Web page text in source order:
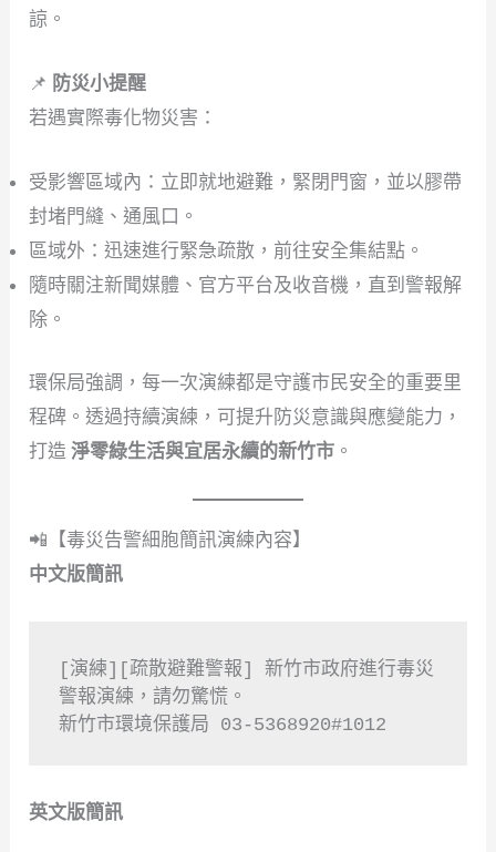
諒。
📌 防災小提醒
若遇實際毒化物災害：
受影響區域內：立即就地避難，緊閉門窗，並以膠帶
封堵門縫、通風口。
區域外：迅速進行緊急疏散，前往安全集結點。
隨時關注新聞媒體、官方平台及收音機，直到警報解
除。
環保局強調，每一次演練都是守護市民安全的重要里
程碑。透過持續演練，可提升防災意識與應變能力，
打造淨零綠生活與宜居永續的新竹市 。
📲【毒災告警細胞簡訊演練內容】
中文版簡訊
[演練][疏散避難警報] 新竹市政府進行毒災
警報演練，請勿驚慌。
英文版簡訊